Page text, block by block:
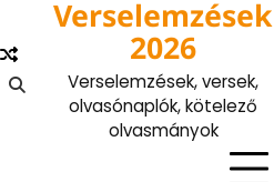
content
Verselemzések
2026
Verselemzések, versek,
olvasónaplók, kötelező
olvasmányok